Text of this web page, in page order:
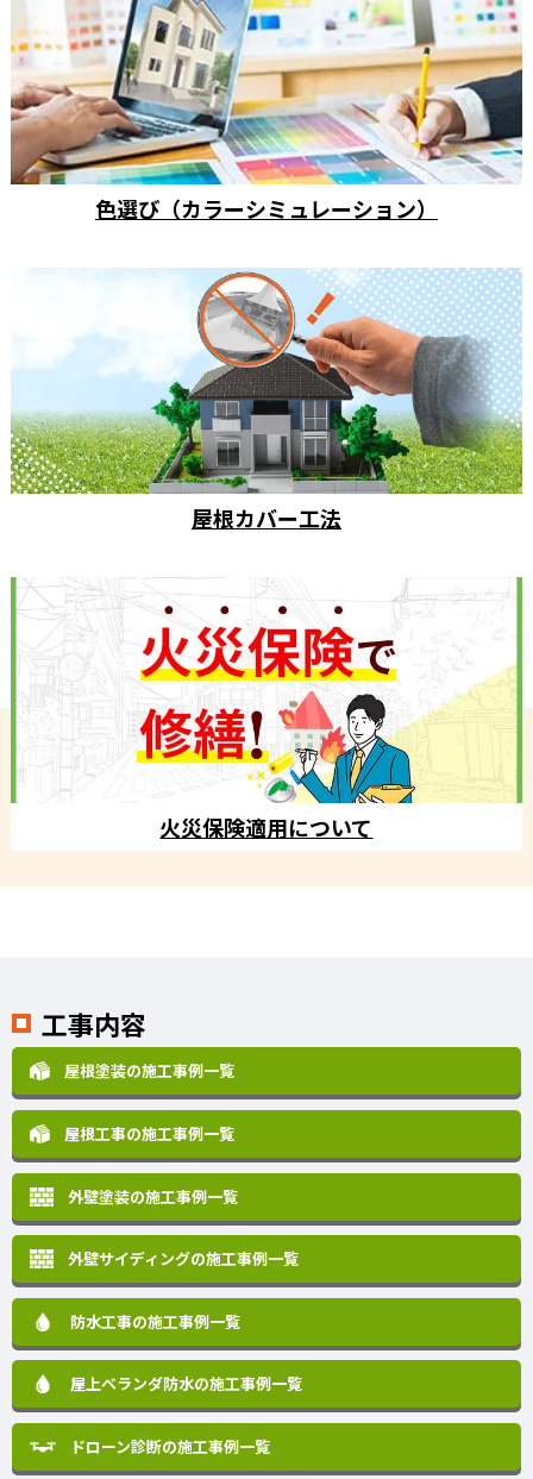
色選び（カラーシミュレーション）
屋根カバー工法
火災保険適用について
工事内容
屋根塗装の施工事例一覧
屋根工事の施工事例一覧
外壁塗装の施工事例一覧
外壁サイディングの施工事例一覧
防水工事の施工事例一覧
屋上ベランダ防水の施工事例一覧
ドローン診断の施工事例一覧